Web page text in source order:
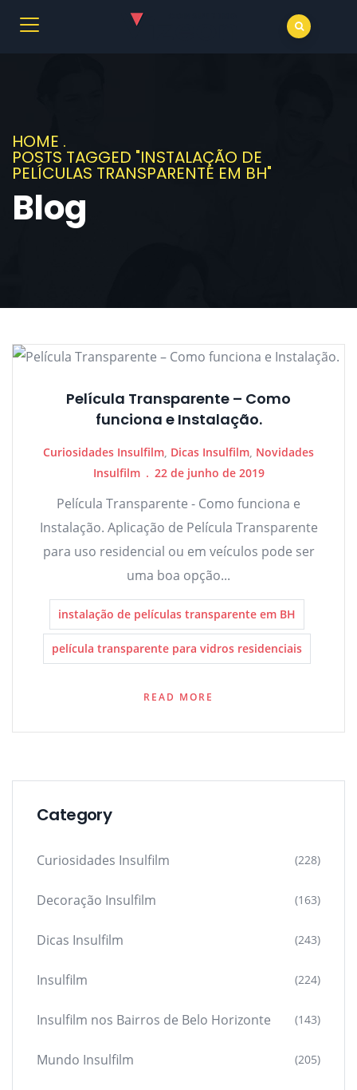
HOME .
POSTS TAGGED "INSTALAÇÃO DE
PELÍCULAS TRANSPARENTE EM BH"
Blog
Película Transparente – Como
funciona e Instalação.
Curiosidades Insulfilm, Dicas Insulfilm, Novidades
Insulfilm
22 de junho de 2019
Película Transparente - Como funciona e
Instalação. Aplicação de Película Transparente
para uso residencial ou em veículos pode ser
uma boa opção...
instalação de películas transparente em BH
película transparente para vidros residenciais
READ MORE
Category
Curiosidades Insulfilm (228)
Decoração Insulfilm (163)
Dicas Insulfilm (243)
Insulfilm (224)
Insulfilm nos Bairros de Belo Horizonte (143)
Mundo Insulfilm (205)